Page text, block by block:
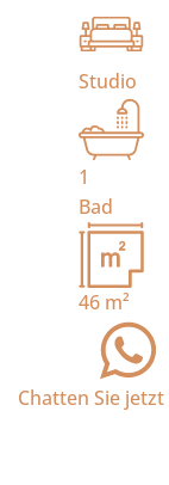
Studio
1
Bad
46 m²
Chatten Sie